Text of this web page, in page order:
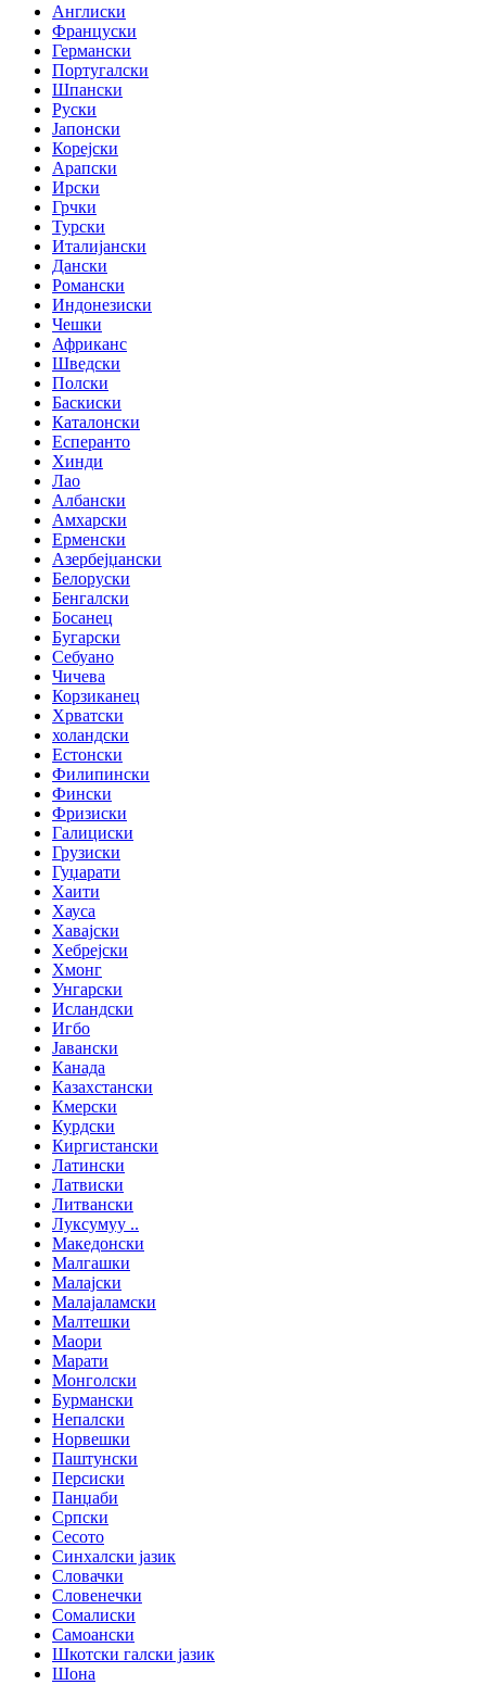
Англиски
Француски
Германски
Португалски
Шпански
Руски
Јапонски
Корејски
Арапски
Ирски
Грчки
Турски
Италијански
Дански
Романски
Индонезиски
Чешки
Африканс
Шведски
Полски
Баскиски
Каталонски
Есперанто
Хинди
Лао
Албански
Амхарски
Ерменски
Азербејџански
Белоруски
Бенгалски
Босанец
Бугарски
Себуано
Чичева
Корзиканец
Хрватски
холандски
Естонски
Филипински
Фински
Фризиски
Галициски
Грузиски
Гуџарати
Хаити
Хауса
Хавајски
Хебрејски
Хмонг
Унгарски
Исландски
Игбо
Јавански
Канада
Казахстански
Кмерски
Курдски
Киргистански
Латински
Латвиски
Литвански
Луксумуу ..
Македонски
Малгашки
Малајски
Малајаламски
Малтешки
Маори
Марати
Монголски
Бурмански
Непалски
Норвешки
Паштунски
Персиски
Панџаби
Српски
Сесото
Синхалски јазик
Словачки
Словенечки
Сомалиски
Самоански
Шкотски галски јазик
Шона